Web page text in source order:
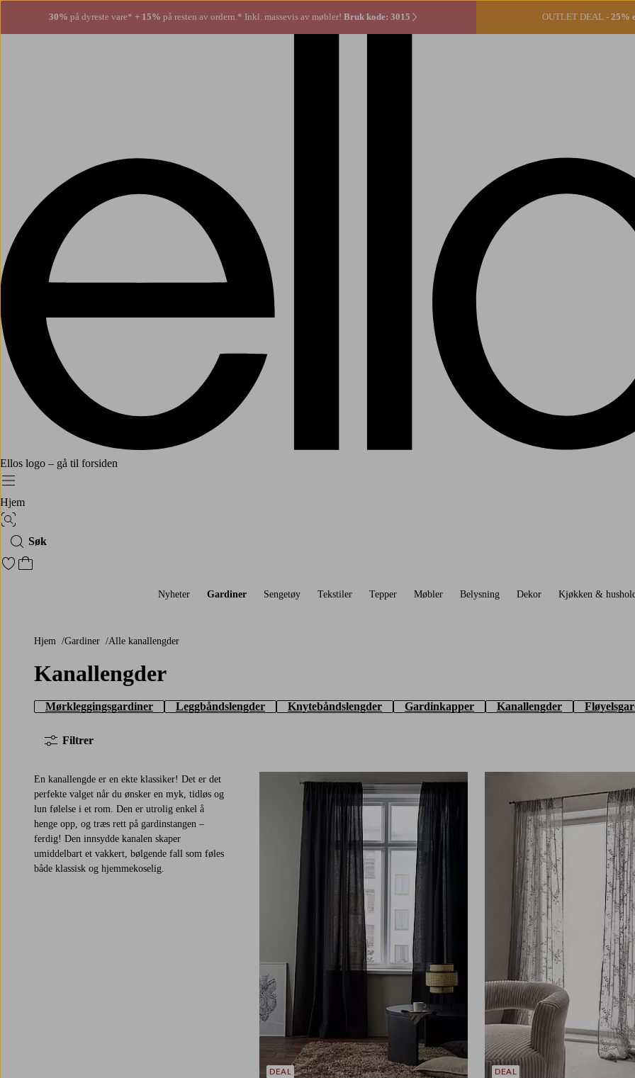
30% på dyreste vare* + 15% på resten av ordern.* Inkl. massevis av møbler! Bruk kode: 3015 OUTLET DEAL - 25%
Ellos logo – gå til forsiden
Meny
Hjem
Bildesøk
Søk
Gå til favorittmerkede produkter
Gå til handlekurven
Nyheter Gardiner Sengetøy Tekstiler Tepper Møbler Belysning Dekor Kjøkken &
Hjem Gardiner Alle kanallengder
Kanallengder
Mørkleggingsgardiner Leggbåndslengder Knytebåndslengder Gardinkapper Kanallengder
Filtrer
En kanallengde er en ekte klassiker! Det er det
perfekte valget når du ønsker en myk, tidløs og
lun følelse i et rom. Den er utrolig enkel å
henge opp, og træs rett på gardinstangen –
ferdig! Den innsydde kanalen skaper
umiddelbart et vakkert, bølgende fall som føles
både klassisk og hjemmekoselig.
DEAL DEAL
250